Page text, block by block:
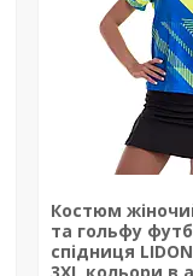
Костюм
та гольфу
спідниця